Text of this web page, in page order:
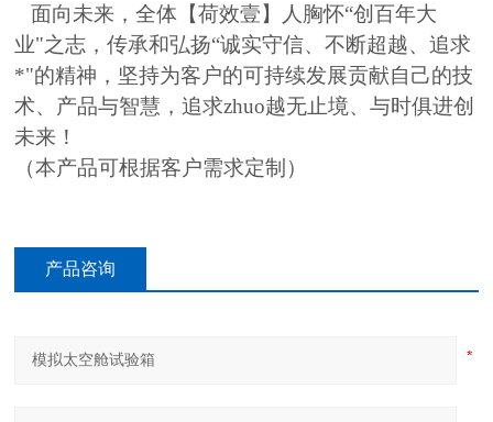
面向未来，全体【荷效壹】人胸怀“创百年大
业"之志，传承和弘扬“诚实守信、不断超越、追求
*"的精神，坚持为客户的可持续发展贡献自己的技
术、产品与智慧，追求zhuo越无止境、与时俱进创
未来！
（本产品可根据客户需求定制）
产品咨询